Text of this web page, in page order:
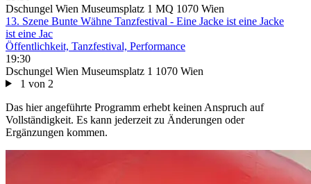
Dschungel Wien Museumsplatz 1 MQ 1070 Wien
13. Szene Bunte Wähne Tanzfestival - Eine Jacke ist eine Jacke
ist eine Jac
Öffentlichkeit, Tanzfestival, Performance
19:30
Dschungel Wien Museumsplatz 1 1070 Wien
1 von 2
Das hier angeführte Programm erhebt keinen Anspruch auf
Vollständigkeit. Es kann jederzeit zu Änderungen oder
Ergänzungen kommen.